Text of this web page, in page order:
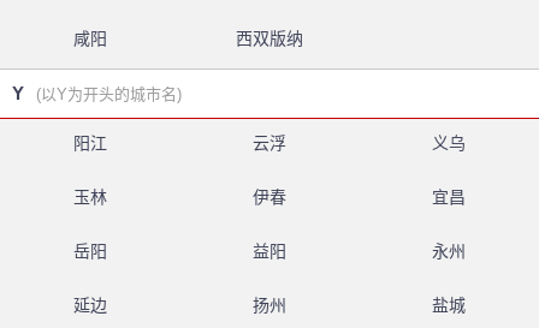
咸阳 西双版纳
Y (以Y为开头的城市名)
阳江 云浮 义乌
玉林 伊春 宜昌
岳阳 益阳 永州
延边 扬州 盐城